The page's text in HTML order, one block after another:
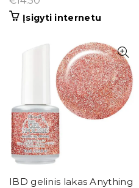
Įsigyti internetu
IBD gelinis lakas Anything